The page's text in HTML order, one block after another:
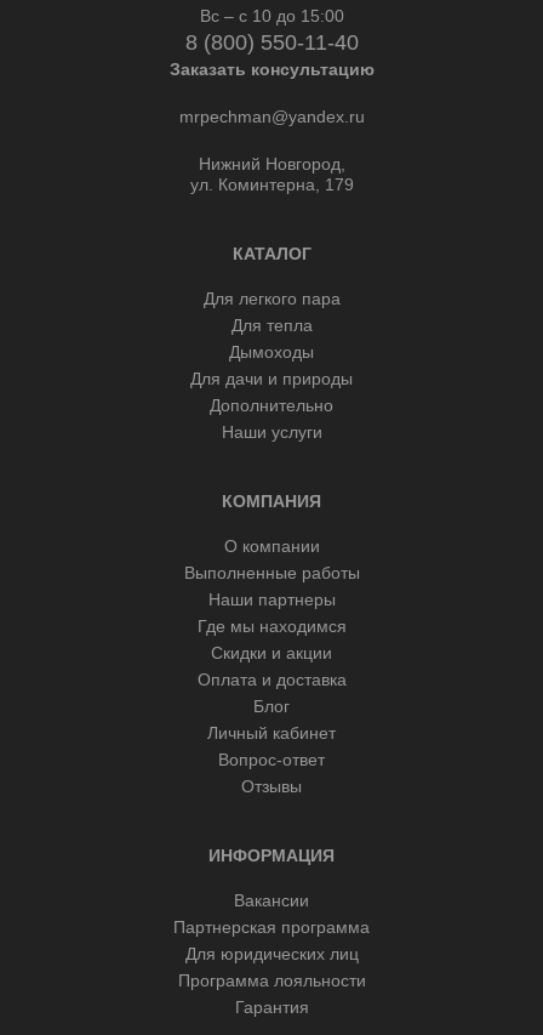
Вс – с 10 до 15:00
8 (800) 550-11-40
Заказать консультацию
mrpechman@yandex.ru
Нижний Новгород,
ул. Коминтерна, 179
КАТАЛОГ
Для легкого пара
Для тепла
Дымоходы
Для дачи и природы
Дополнительно
Наши услуги
КОМПАНИЯ
О компании
Выполненные работы
Наши партнеры
Где мы находимся
Скидки и акции
Оплата и доставка
Блог
Личный кабинет
Вопрос-ответ
Отзывы
ИНФОРМАЦИЯ
Вакансии
Партнерская программа
Для юридических лиц
Программа лояльности
Гарантия